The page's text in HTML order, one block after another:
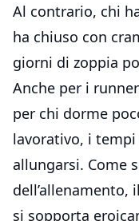
Al contrario, chi
ha chiuso con
giorni di zoppia
Anche per i
per chi dorme
lavorativo, i
allungarsi. Come
dell’allenamento,
si sopporta